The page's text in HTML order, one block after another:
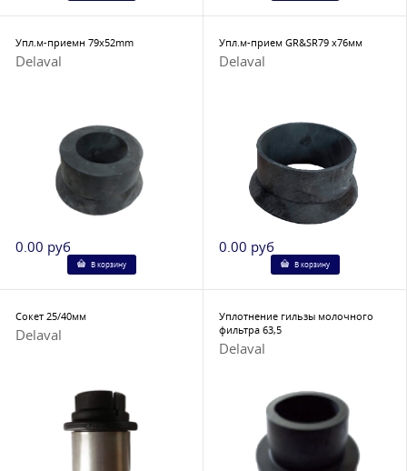
Упл.м-приемн 79x52mm
Delaval
0.00 руб
В корзину
Упл.м-прием GR&SR79 x76мм
Delaval
0.00 руб
В корзину
Сокет 25/40мм
Delaval
Уплотнение гильзы молочного
фильтра 63,5
Delaval